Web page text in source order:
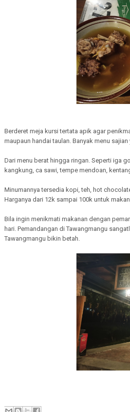
Berderet meja kursi tertata apik agar
maupaun handai taulan. Banyak menu
Dari menu berat hingga ringan. Seperti iga
kangkung, ca sawi, tempe mendoan,
Minumannya tersedia kopi, teh, hot
Harganya dari 12k sampai 100k untuk
Bila ingin menikmati makanan dengan
hari. Pemandangan di Tawangmangu
Tawangmangu bikin betah.